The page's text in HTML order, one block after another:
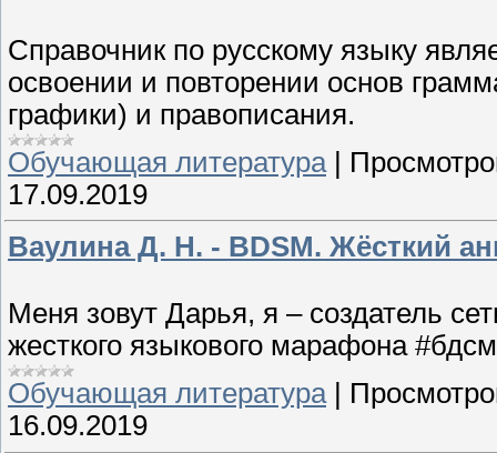
Справочник по русскому языку
освоении и повторении основ
графики) и правописания.
Обучающая литература|
17.09.2019
Ваулина Д. Н. - BDSM. Жёсткий
Меня зовут Дарья, я – создатель
жесткого языкового марафона
Обучающая литература|
16.09.2019